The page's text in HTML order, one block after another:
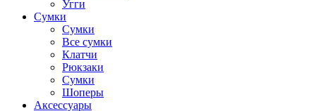
Угги
Сумки
Сумки
Все сумки
Клатчи
Рюкзаки
Сумки
Шоперы
Аксессуары